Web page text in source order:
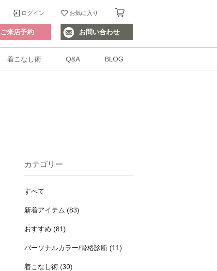
ログイン お気に入り
ご来店予約 お問い合わせ
着こなし術 Q&A BLOG
カテゴリー
すべて
新着アイテム (83)
おすすめ (81)
パーソナルカラー/骨格診断 (11)
着こなし術 (30)